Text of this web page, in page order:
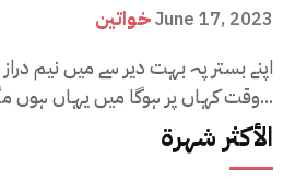
خواتینJune 17, 2023
وقت کہاں پر ہوگا میں یہاں ہوں مگر اس...
الأكثر شهرة